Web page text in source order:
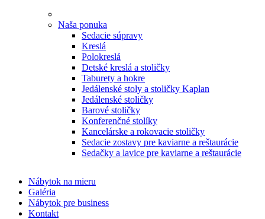
Naša ponuka
Sedacie súpravy
Kreslá
Polokreslá
Detské kreslá a stoličky
Taburety a hokre
Jedálenské stoly a stoličky Kaplan
Jedálenské stoličky
Barové stoličky
Konferenčné stolíky
Kancelárske a rokovacie stoličky
Sedacie zostavy pre kaviarne a reštaurácie
Sedačky a lavice pre kaviarne a reštaurácie
Nábytok na mieru
Galéria
Nábytok pre business
Kontakt